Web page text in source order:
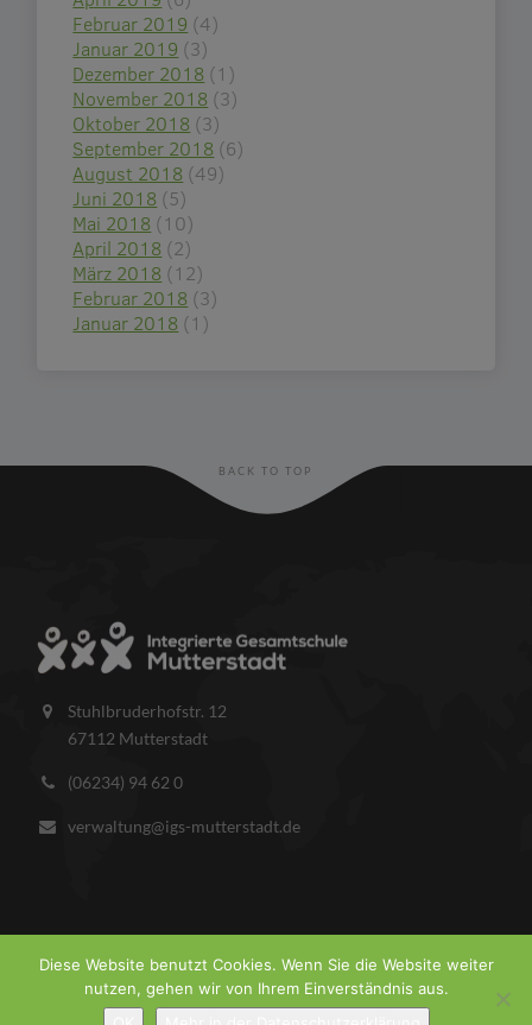
Februar 2019 (4)
Januar 2019 (3)
Dezember 2018 (1)
November 2018 (3)
Oktober 2018 (3)
September 2018 (6)
August 2018 (49)
Juni 2018 (5)
Mai 2018 (10)
April 2018 (2)
März 2018 (12)
Februar 2018 (3)
Januar 2018 (1)
BACK TO TOP
Stuhlbruderhofstr. 12
67112 Mutterstadt
(06234) 94 62 0
verwaltung@igs-mutterstadt.de
COPYRIGHT © 2026 IGS MUTTERSTADT. IMPRESSUM DATENSCHUTZ
Diese Website benutzt Cookies. Wenn Sie die Website weiter
nutzen, gehen wir von Ihrem Einverständnis aus.